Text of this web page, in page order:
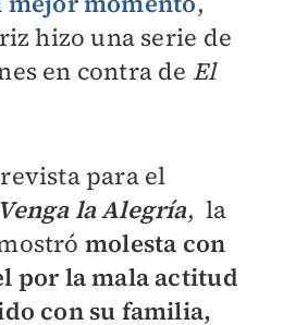
hizo una serie de
en contra de El
para el
Venga la Alegría, la
molesta con
por la mala actitud
con su familia,